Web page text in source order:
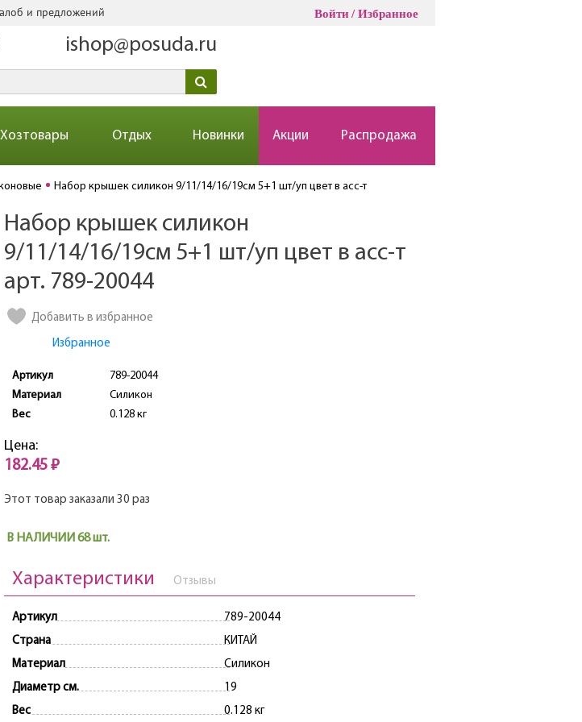
и предложений Войти Избранное
ishop@posuda.ru
Хозтовары Отдых Новинки Акции Распродажа
Набор крышек силикон 9/11/14/16/19см 5+1 шт/уп цвет в асc-т
Набор крышек силикон
9/11/14/16/19см 5+1 шт/уп цвет в асc-т
арт. 789-20044
Добавить в избранное
Избранное
Артикул
789-20044
Материал
Силикон
Вес
0.128 кг
Цена:
182.45 ₽
Этот товар заказали 30 раз
В НАЛИЧИИ 68 шт.
Характеристики Отзывы
Артикул
789-20044
Страна
КИТАЙ
Материал
Силикон
Диаметр см.
19
Вес
0.128 кг